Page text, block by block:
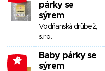
párky se
sýrem
Vodňanská drůbež,
s.r.o.
-7
Baby párky se
sýrem